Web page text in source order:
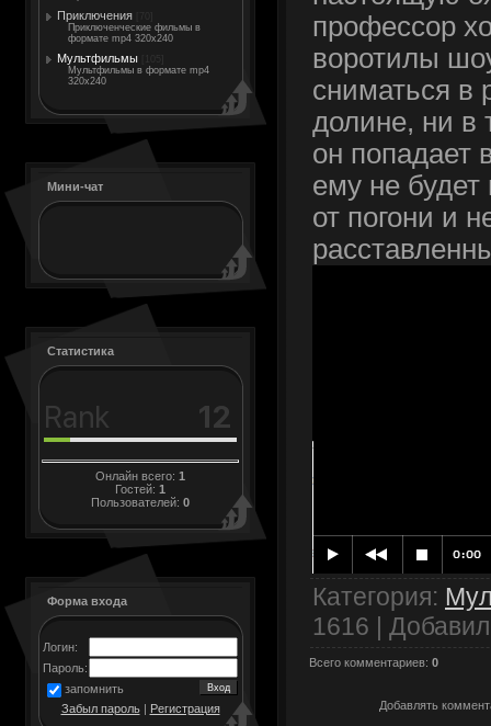
Приключения
Приключенческие фильмы в
формате mp4 320x240
Мультфильмы
Мультфильмы в формате mp4
320x240
Мини-чат
Статистика
Онлайн всего: 1
Гостей: 1
Пользователей: 0
Форма входа
Логин:
Пароль:
запомнить
Забыл пароль| Регистрация
профессор
воротилы
сниматься в
долине, ни в
он попадает
ему не
от погони и
Категория:
1616 | Добавил
Всего комментариев: 0
Добавлять